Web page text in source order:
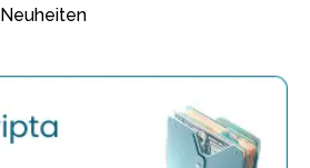
Neuheiten